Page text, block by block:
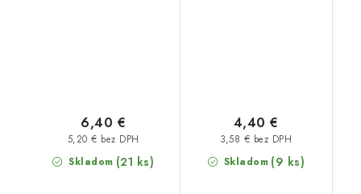
Skladom (21 ks)
5,20 € bez DPH
6,40 €
Skladom (9 ks)
3,58 € bez DPH
4,40 €